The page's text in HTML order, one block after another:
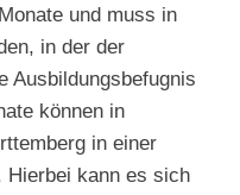
und muss in
in der der
Ausbildungsbefugnis
können in
in einer
Hierbei kann es sich